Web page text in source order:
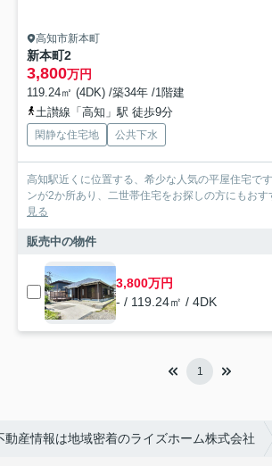
高知市新本町
新本町2
3,800万円
119.24㎡ (4DK) /築34年 /1階建
土讃線「高知」駅 徒歩9分
閑静な住宅地 公共下水
高知駅近くに位置する、希少な人気の平屋住宅で
ンが2か所あり、二世帯住宅をお探しの方にもおす
見る
販売中の物件
3,800万円
- / 119.24㎡ / 4DK
1
動産情報は地域密着のライズホーム株式会社